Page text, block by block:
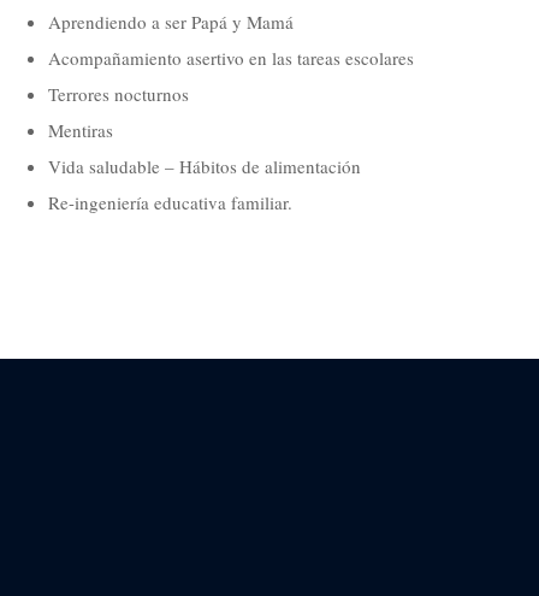
Aprendiendo a ser Papá y Mamá
Acompañamiento asertivo en las tareas escolares
Terrores nocturnos
Mentiras
Vida saludable – Hábitos de alimentación
Re-ingeniería educativa familiar.